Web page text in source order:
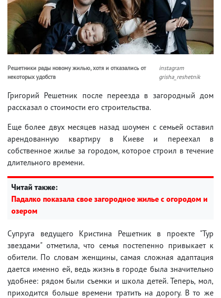
Решетники рады новому жилью, хотя и отказались от
некоторых удобств
instagram
grisha_reshetnik
Григорий Решетник после переезда в загородный дом
рассказал о стоимости его строительства.
Еще более двух месяцев назад шоумен с семьей оставил
арендованную квартиру в Киеве и переехал в
собственное жилье за городом, которое строил в течение
длительного времени.
Читай также:
Падалко показала свое загородное жилье с огородом и
озером
Супруга ведущего Кристина Решетник в проекте "Тур
звездами" отметила, что семья постепенно привыкает к
обители. По словам женщины, самая сложная адаптация
дается именно ей, ведь жизнь в городе была значительно
удобнее: рядом были съемки и школа детей. Теперь, мол,
приходится больше времени тратить на дорогу. В то же